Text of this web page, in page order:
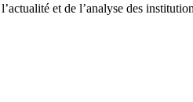
et de l’analyse des